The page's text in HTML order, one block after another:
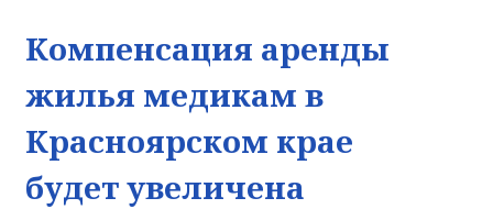
Компенсация аренды
жилья медикам в
Красноярском крае
будет увеличена